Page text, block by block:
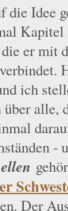
die Idee
er mit
ich
alle,
-
Der